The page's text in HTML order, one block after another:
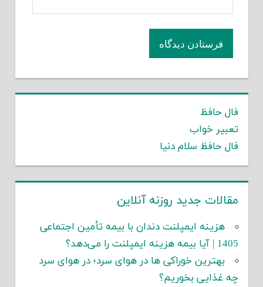
فال حافظ
تعبیر خواب
فال حافظ سلام دنیا
مقالات جدید روزنه آنلاین
هزینه ایمپلنت دندان با بیمه تأمین اجتماعی
1405 | آیا بیمه هزینه ایمپلنت را می‌دهد؟
بهترین خوراکی ها در هوای سرد؛ در هوای سرد
چه غذایی بخوریم؟